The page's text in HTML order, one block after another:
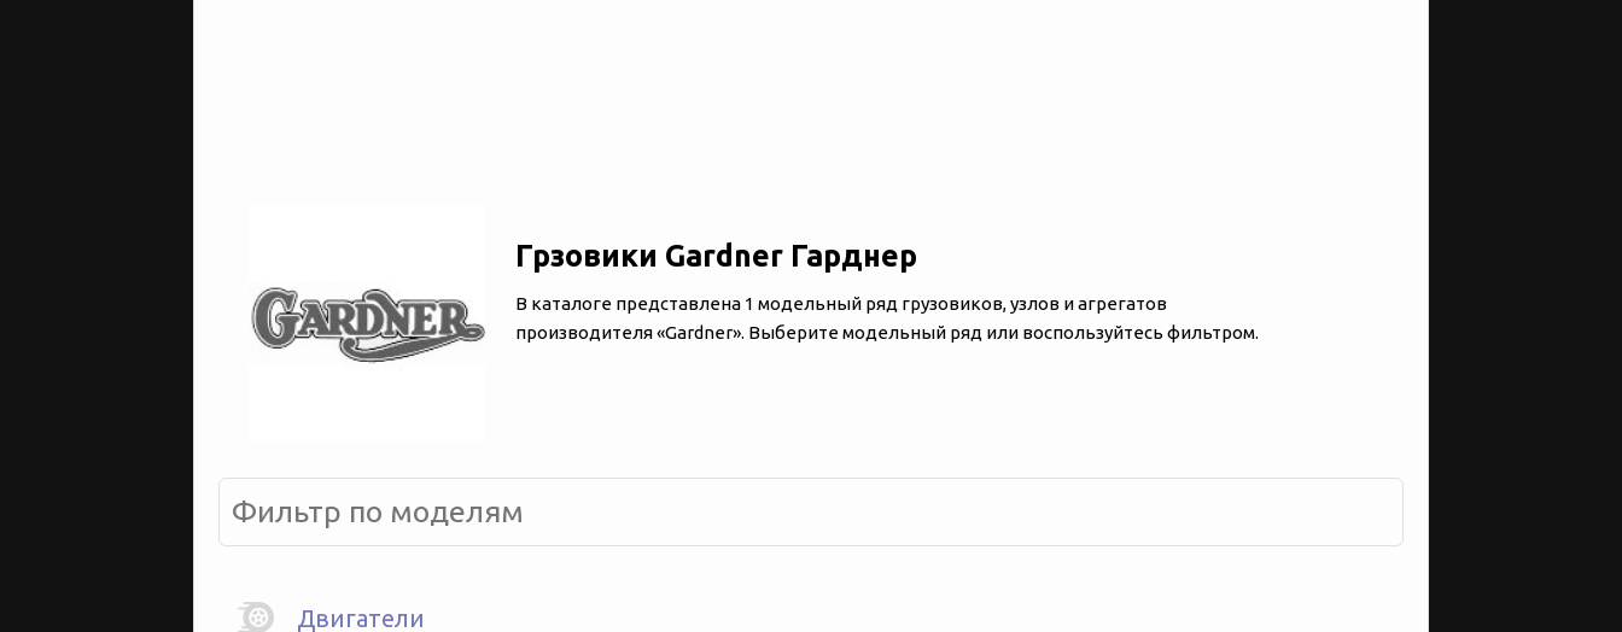
Грзовики Gardner Гарднер
В каталоге представлена 1 модельный ряд грузовиков, узлов и агрегатов
производителя «‎‎Gardner». Выберите модельный ряд или воспользуйтесь фильтром.
Двигатели